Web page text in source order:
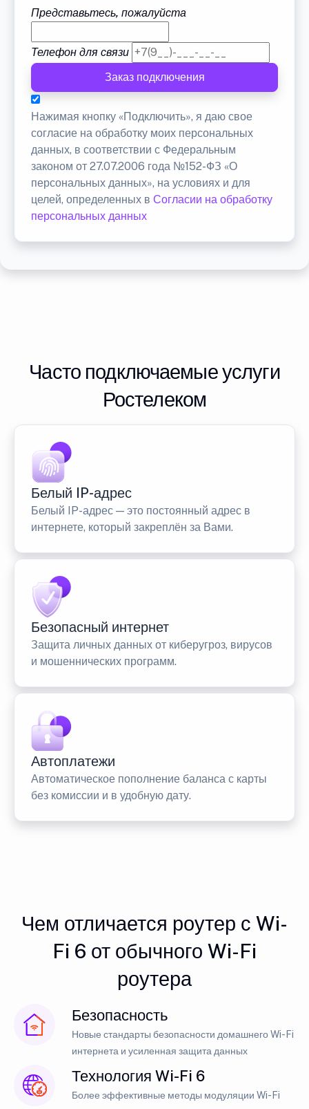
Представьтесь, пожалуйста
Телефон для связи
Заказ подключения
Нажимая кнопку «Подключить», я даю свое
согласие на обработку моих персональных
данных, в соответствии с Федеральным
законом от 27.07.2006 года №152-ФЗ «О
персональных данных», на условиях и для
целей, определенных в Согласии на обработку
персональных данных
Часто подключаемые услуги
Ростелеком
Белый IP-адрес
Белый IP-адрес — это постоянный адрес в
интернете, который закреплён за Вами.
Безопасный интернет
Защита личных данных от киберугроз, вирусов
и мошеннических программ.
Автоплатежи
Автоматическое пополнение баланса с карты
без комиссии и в удобную дату.
Чем отличается роутер с Wi-
Fi 6 от обычного Wi-Fi
роутера
Безопасность
Новые стандарты безопасности домашнего Wi-Fi
интернета и усиленная защита данных
Технология Wi-Fi 6
Более эффективные методы модуляции Wi-Fi